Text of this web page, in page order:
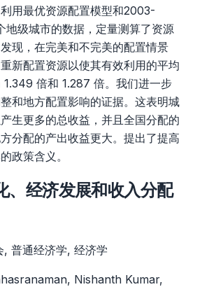
用最优资源配置模型和2003-
地级城市的数据，定量测算了资源
现，在完美和不完美的配置情景
新配置资源以使其有效利用的平均
1.349 倍和 1.287 倍。我们进一步
和地方配置影响的证据。这表明城
生更多的总收益，并且全国分配的
分配的产出收益更大。提出了提高
政策含义。
、经济发展和收入分配
, 普通经济学, 经济学
Nishanth Kumar,